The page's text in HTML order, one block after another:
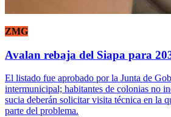
ZMG
Avalan rebaja del Siapa para
El listado fue aprobado por la Junta de
intermunicipal; habitantes de colonias no
sucia deberán solicitar visita técnica en la
parte del problema.